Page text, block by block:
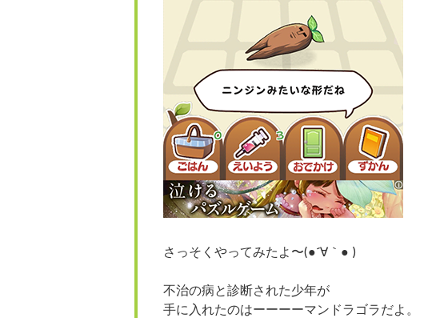
さっそくやってみたよ〜(●´∀｀● )
不治の病と診断された少年が
手に入れたのはーーーーマンドラゴラだよ。